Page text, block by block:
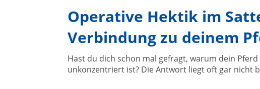
Operative Hektik im
Verbindung zu deinem
Hast du dich schon mal gefragt, warum dein
unkonzentriert ist? Die Antwort liegt oft gar nicht